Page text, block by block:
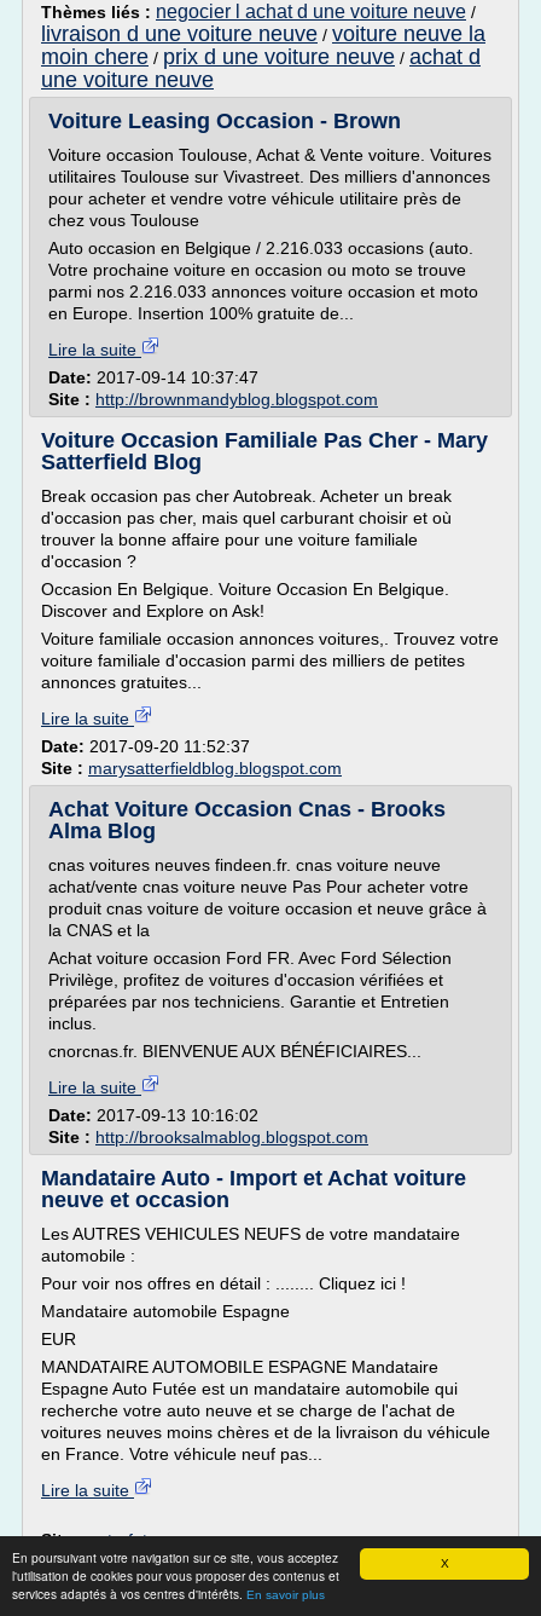
X
En poursuivant votre navigation sur ce site, vous acceptez
l'utilisation de cookies pour vous proposer des contenus et
services adaptés à vos centres d'intérêts. En savoir plus
Thèmes liés : negocier l achat d une voiture neuve /
livraison d une voiture neuve / voiture neuve la
moin chere / prix d une voiture neuve / achat d
une voiture neuve
Voiture Leasing Occasion - Brown
Voiture occasion Toulouse, Achat & Vente voiture. Voitures
utilitaires Toulouse sur Vivastreet. Des milliers d'annonces
pour acheter et vendre votre véhicule utilitaire près de
chez vous Toulouse
Auto occasion en Belgique / 2.216.033 occasions (auto.
Votre prochaine voiture en occasion ou moto se trouve
parmi nos 2.216.033 annonces voiture occasion et moto
en Europe. Insertion 100% gratuite de...
Lire la suite
Date: 2017-09-14 10:37:47
Site : http://brownmandyblog.blogspot.com
Voiture Occasion Familiale Pas Cher - Mary
Satterfield Blog
Break occasion pas cher Autobreak. Acheter un break
d'occasion pas cher, mais quel carburant choisir et où
trouver la bonne affaire pour une voiture familiale
d'occasion ?
Occasion En Belgique. Voiture Occasion En Belgique.
Discover and Explore on Ask!
Voiture familiale occasion annonces voitures,. Trouvez votre
voiture familiale d'occasion parmi des milliers de petites
annonces gratuites...
Lire la suite
Date: 2017-09-20 11:52:37
Site : marysatterfieldblog.blogspot.com
Achat Voiture Occasion Cnas - Brooks
Alma Blog
cnas voitures neuves findeen.fr. cnas voiture neuve
achat/vente cnas voiture neuve Pas Pour acheter votre
produit cnas voiture de voiture occasion et neuve grâce à
la CNAS et la
Achat voiture occasion Ford FR. Avec Ford Sélection
Privilège, profitez de voitures d'occasion vérifiées et
préparées par nos techniciens. Garantie et Entretien
inclus.
cnorcnas.fr. BIENVENUE AUX BÉNÉFICIAIRES...
Lire la suite
Date: 2017-09-13 10:16:02
Site : http://brooksalmablog.blogspot.com
Mandataire Auto - Import et Achat voiture
neuve et occasion
Les AUTRES VEHICULES NEUFS de votre mandataire
automobile :
Pour voir nos offres en détail : ........ Cliquez ici !
Mandataire automobile Espagne
EUR
MANDATAIRE AUTOMOBILE ESPAGNE Mandataire
Espagne Auto Futée est un mandataire automobile qui
recherche votre auto neuve et se charge de l'achat de
voitures neuves moins chères et de la livraison du véhicule
en France. Votre véhicule neuf pas...
Lire la suite
Site :auto-futee.com
Thèmes liés :occasion voiture renault megane estate
achat voiture
neuve renault megane/occasion voiture citroen c4 picasso